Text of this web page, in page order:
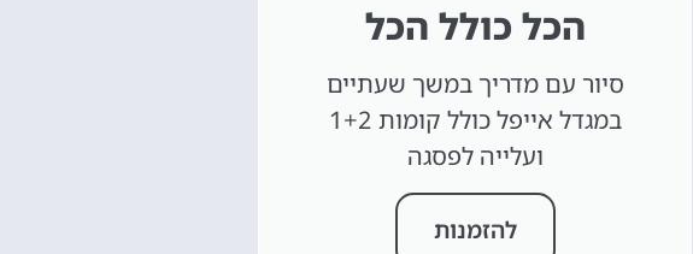
הכל כולל הכל
סיור עם מדריך במשך שעתיים
במגדל אייפל כולל קומות 1+2
ועלייה לפסגה
להזמנות